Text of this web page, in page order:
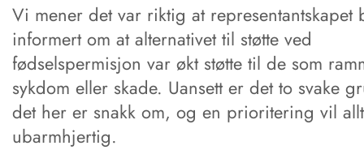
Vi mener det var riktig at representantskapet
informert om at alternativet til støtte ved
fødselspermisjon var økt støtte til de som
sykdom eller skade. Uansett er det to svake
det her er snakk om, og en prioritering vil
ubarmhjertig.